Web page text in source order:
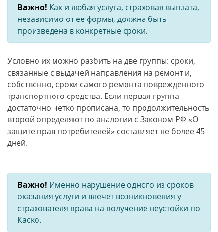
Важно! Как и любая услуга, страховая выплата,
независимо от ее формы, должна быть
произведена в конкретные сроки.
Условно их можно разбить на две группы: сроки,
связанные с выдачей направления на ремонт и,
собственно, сроки самого ремонта поврежденного
транспортного средства. Если первая группа
достаточно четко прописана, то продолжительность
второй определяют по аналогии с Законом РФ «О
защите прав потребителей» составляет не более 45
дней.
Важно! Именно нарушение одного из сроков
оказания услуги и влечет возникновения у
страхователя права на получение неустойки по
Каско.